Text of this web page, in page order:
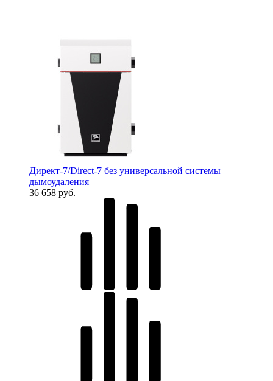
Директ-7/Direct-7 без универсальной системы
дымоудаления
36 658 руб.